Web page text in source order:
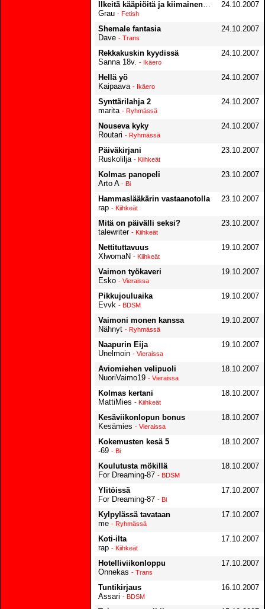
Grau - Fetish
24.10.2007
Shemale fantasia
Dave - Trans
24.10.2007
Rekkakuskin kyydissä
Sanna 18v. - Ikäero
24.10.2007
Hellä yö
Kaipaava - Ikäero
24.10.2007
Synttärilahja 2
marita - Ryhmässä
24.10.2007
Nouseva kyky
Routari - Ryhmässä
24.10.2007
Päiväkirjani
Ruskolilja - Kiihkeät
23.10.2007
Kolmas panopeli
Arto A - Bi
23.10.2007
Hammaslääkärin vastaanotolla
rap - Kiihkeät
23.10.2007
Mitä on päivälli seksi?
talewriter - Kiihkeät
23.10.2007
Nettituttavuus
XlwomaN - Kiihkeät
19.10.2007
Vaimon työkaveri
Esko - Vieraissa
19.10.2007
Pikkujouluaika
Evvk - BDSM
19.10.2007
Vaimoni monen kanssa
Nähnyt - Ryhmässä
19.10.2007
Naapurin Eija
Unelmoin - Vieraissa
19.10.2007
Aviomiehen velipuoli
NuoriVaimo19 - Vieraissa
18.10.2007
Kolmas kertani
MattiMies - Kiihkeät
18.10.2007
Kesäviikonlopun bonus
Kesämies - Vieraissa
18.10.2007
Kokemusten kesä 5
-69 - Bi
18.10.2007
Koulutusta mökillä
For Dreaming-87 - BDSM
18.10.2007
Ylitöissä
For Dreaming-87 - Bi
17.10.2007
Kylpylässä tavataan
me - Ryhmässä
17.10.2007
Koti-ilta
rap - Kiihkeät
17.10.2007
Hotelliviikonloppu
Onnekas - Trans
17.10.2007
Tuntikirjaus
Assari - BDSM
16.10.2007